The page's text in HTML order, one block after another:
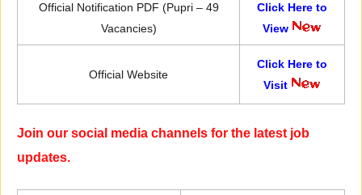
Official Notification PDF (Pupri – 49
Vacancies)
Click Here to
View
Official Website
Click Here to
Visit
Join our social media channels for the latest job
updates.